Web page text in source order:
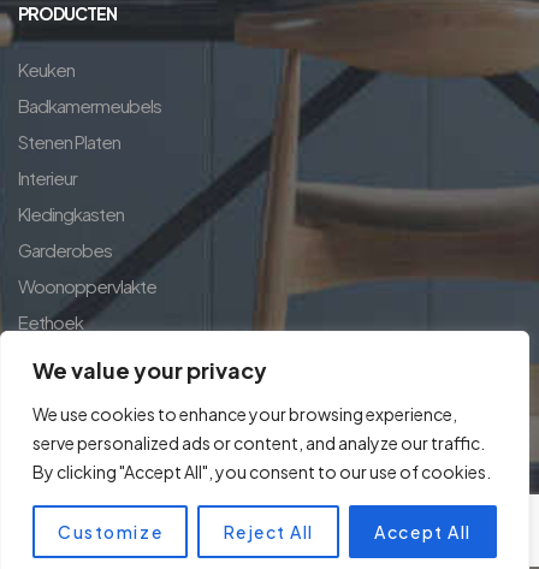
We value your privacy
We use cookies to enhance your browsing experience,
serve personalized ads or content, and analyze our traffic.
By clicking "Accept All", you consent to our use of cookies.
Customize Reject All Accept All
PRODUCTEN
Keuken
Badkamermeubels
Stenen Platen
Interieur
Kledingkasten
Garderobes
Woonoppervlakte
Eethoek
Landhuis Exclusief